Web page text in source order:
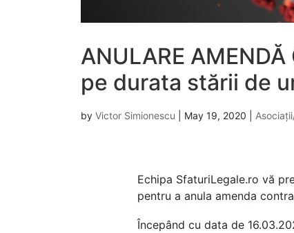
ANULARE
pe durata stării de
by Victor Simionescu May 19, 2020
Echipa SfaturiLegale.ro vă
pentru a anula amenda
Începând cu data de